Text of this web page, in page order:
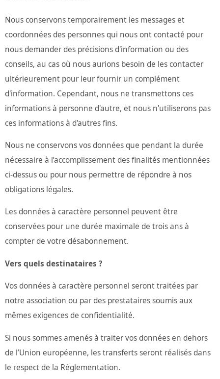
Nous conservons temporairement les messages et
coordonnées des personnes qui nous ont contacté pour
nous demander des précisions d'information ou des
conseils, au cas où nous aurions besoin de les contacter
ultérieurement pour leur fournir un complément
d'information. Cependant, nous ne transmettons ces
informations à personne d'autre, et nous n'utiliserons pas
ces informations à d'autres fins.
Nous ne conservons vos données que pendant la durée
nécessaire à l’accomplissement des finalités mentionnées
ci-dessus ou pour nous permettre de répondre à nos
obligations légales.
Les données à caractère personnel peuvent être
conservées pour une durée maximale de trois ans à
compter de votre désabonnement.
Vers quels destinataires ?
Vos données à caractère personnel seront traitées par
notre association ou par des prestataires soumis aux
mêmes exigences de confidentialité.
Si nous sommes amenés à traiter vos données en dehors
de l’Union européenne, les transferts seront réalisés dans
le respect de la Réglementation.